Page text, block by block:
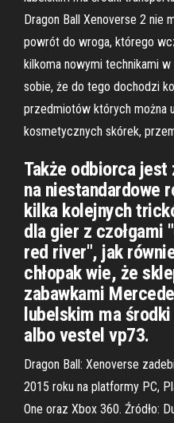
Dragon Ball Xenoverse 2 nie
powrót do wroga, którego
kilkoma nowymi technikami
sobie, że do tego dochodzi
przedmiotów których można
kosmetycznych skórek,
Także odbiorca jest
na niestandardowe
kilka kolejnych
dla gier z czołgami
red river", jak
chłopak wie, że
zabawkami
lubelskim ma
albo vestel vp73.
Dragon Ball: Xenoverse
2015 roku na platformy PC,
One oraz Xbox 360. Źródło: